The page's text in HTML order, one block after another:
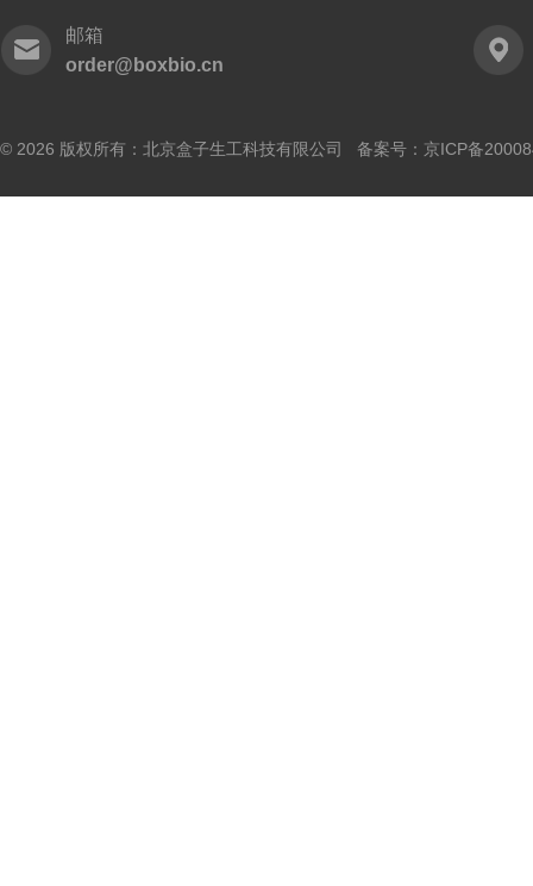
邮箱
order@boxbio.cn
© 2026 版权所有：北京盒子生工科技有限公司 备案号： 京ICP备